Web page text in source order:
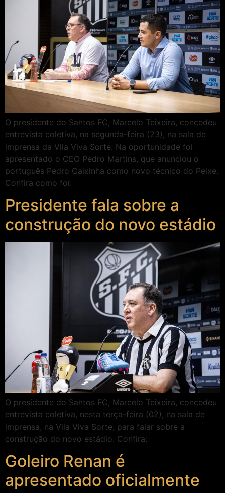
O presidente do Santos FC, Marcelo Teixeira, concedeu
entrevista coletiva, na segunda-feira (23), na sala de
imprensa da Vila Viva Sorte. Na oportunidade foi
apresentado o CEO Pedro Martins, que anunciou o
português Pedro Caixinha como novo técnico do Peixe.
Confira como foi:
Presidente fala sobre a
construção do novo estádio
O presidente do Santos FC, Marcelo Teixeira, concedeu
entrevista coletiva, nesta terça-feira (02), na sala de
imprensa, na Vila Viva Sorte, para falar sobre a
construção do novo estádio. Confira:
Goleiro Renan é
apresentado oficialmente